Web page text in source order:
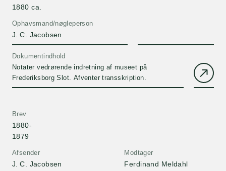
Ophavsmand/nøgleperson
J. C. Jacobsen
1880 ca.
Dokumentindhold
Notater vedrørende indretning af museet på
Frederiksborg Slot. Afventer transskription.
Afsender
J. C. Jacobsen
Brev
1880-
1879
Modtager
Ferdinand Meldahl